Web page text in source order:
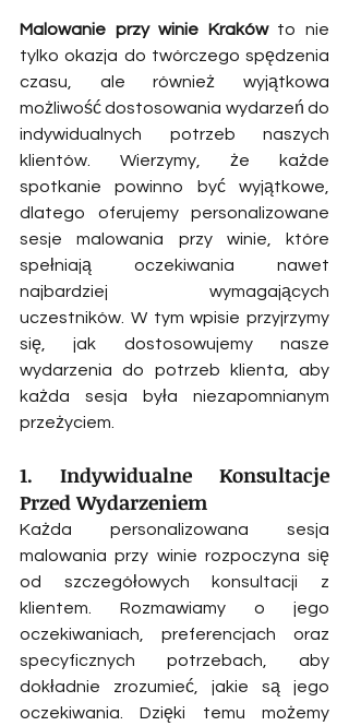
Malowanie przy winie Kraków to nie
tylko okazja do twórczego spędzenia
czasu, ale również wyjątkowa
możliwość dostosowania wydarzeń do
indywidualnych potrzeb naszych
klientów. Wierzymy, że każde
spotkanie powinno być wyjątkowe,
dlatego oferujemy personalizowane
sesje malowania przy winie, które
spełniają oczekiwania nawet
najbardziej wymagających
uczestników. W tym wpisie przyjrzymy
się, jak dostosowujemy nasze
wydarzenia do potrzeb klienta, aby
każda sesja była niezapomnianym
przeżyciem.
1. Indywidualne Konsultacje
Przed Wydarzeniem
Każda personalizowana sesja
malowania przy winie rozpoczyna się
od szczegółowych konsultacji z
klientem. Rozmawiamy o jego
oczekiwaniach, preferencjach oraz
specyficznych potrzebach, aby
dokładnie zrozumieć, jakie są jego
oczekiwania. Dzięki temu możemy